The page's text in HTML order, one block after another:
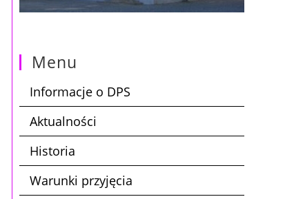
Menu
Informacje o DPS
Aktualności
Historia
Warunki przyjęcia